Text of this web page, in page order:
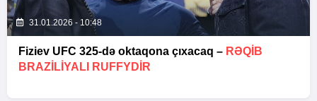
31.01.2026 - 10:48
Fiziev UFC 325-də oktaqona çıxacaq – RƏQIB
BRAZILIYALI RUFFYDIR